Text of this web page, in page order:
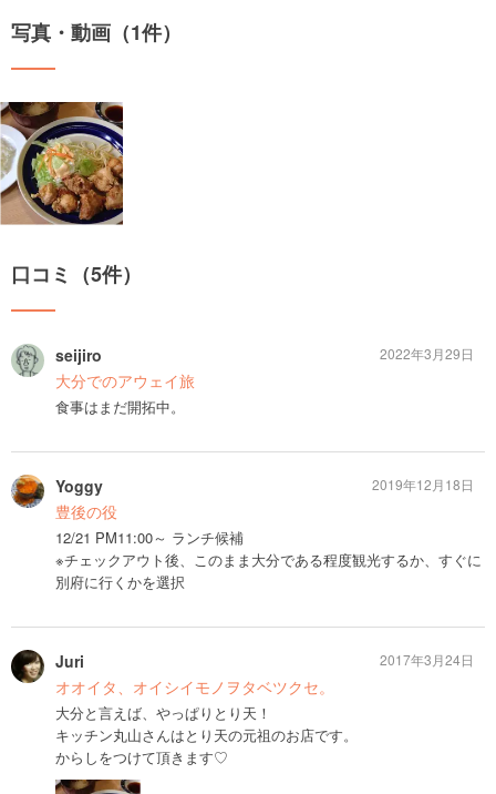
写真・動画（1件）
口コミ（5件）
seijiro
大分でのアウェイ旅
食事はまだ開拓中。
2022年3月29日
Yoggy
豊後の役
12/21 PM11:00～ ランチ候補
※チェックアウト後、このまま大分である程度観光するか、すぐに
別府に行くかを選択
2019年12月18日
Juri
オオイタ、オイシイモノヲタベツクセ。
大分と言えば、やっぱりとり天！
キッチン丸山さんはとり天の元祖のお店です。
からしをつけて頂きます♡
2017年3月24日